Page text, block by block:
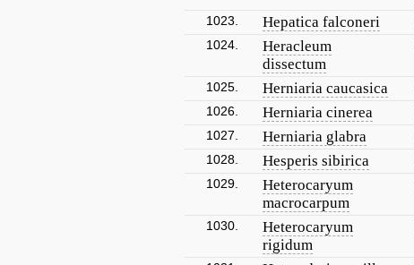
1023. Hepatica falconeri
1024.
Heracleum
dissectum
1025. Herniaria caucasica
1026.
Herniaria cinerea
1027.
Herniaria glabra
1028.
Hesperis sibirica
1029.
Heterocaryum
macrocarpum
1030.
Heterocaryum
rigidum